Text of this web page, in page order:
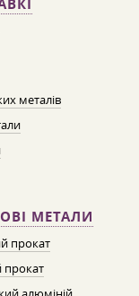
металів
МЕТАЛИ
прокат